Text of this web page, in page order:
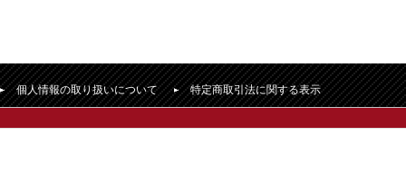
個人情報の取り扱いについて 特定商取引法に関する表示